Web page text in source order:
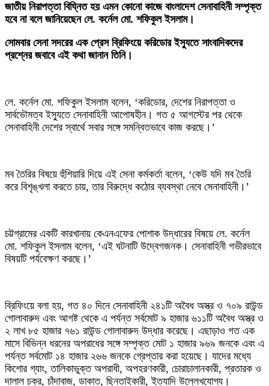
‎জাতীয় নিরাপত্তা বিঘ্নিত হয় এমন কোনো কাজে বাংলাদেশ সেনাবাহিনী সম্পৃক্ত
হবে না বলে জানিয়েছেন লে. কর্নেল মো. শফিকুল ইসলাম।
সোমবার সেনা সদরের এক প্রেস ব্রিফিংয়ে করিডোর ইস্যুতে সাংবাদিকদের
প্রশ্নের জবাবে এই কথা জানান তিনি।
‎লে. কর্নেল মো. শফিকুল ইসলাম বলেন, ‘করিডোর, দেশের নিরাপত্তা ও
সার্বভৌমত্ব ইস্যুতে সেনাবাহিনী আপোষহীন। গত ৫ আগস্টের পর থেকে
সেনাবাহিনী দেশের স্বার্থে সবার সঙ্গে সমন্বিতভাবে কাজ করছে।’
‎মব তৈরির বিষয়ে হুঁশিয়ারি দিয়ে এই সেনা কর্মকর্তা বলেন, ‘কেউ যদি মব তৈরি
করে বিশৃঙ্খলা করতে চায়, তার বিরুদ্ধে কঠোর ব্যবস্থা নেবে সেনাবাহিনী।’
‎চট্টগ্রামের একটি কারখানায় কেএনএফের পোশাক উদ্ধারের বিষয়ে লে. কর্নেল
মো. শফিকুল ইসলাম বলেন, ‘এই ঘটনাটি উদ্বেগজনক। সেনাবাহিনী গভীরভাবে
বিষয়টি পর্যবেক্ষণ করছে।’
‎ব্রিফিংয়ে বলা হয়, গত ৪০ দিনে সেনাবাহিনী ২৪১টি অবৈধ অস্ত্র ও ৭০৯ রাউন্ড
গোলাবারুদ এবং আগষ্ট থেকে এ পর্যন্ত সর্বমোট ৯ হাজার ৬১১টি অবৈধ অস্ত্র ও
২ লাখ ৮৫ হাজার ৭৬১ রাউন্ড গোলাবারুদ উদ্ধার করেছে। এছাড়াও গত এক
মাসে বিভিন্ন ধরনের অপরাধের সঙ্গে সম্পৃক্ত মোট ১ হাজার ৯৬৯ জনকে এবং এ
পর্যন্ত সর্বমোট ১৪ হাজার ২৬৬ জনকে গ্রেপ্তার করা হয়েছে। যাদের মধ্যে
কিশোর গ্যাং, তালিকাভুক্ত অপরাধী, অপহরণকারী, চোরাচালানকারী, প্রতারক ও
দালাল চক্র, চাঁদাবাজ, ডাকাত, ছিনতাইকারী, ইত্যাদি উল্লেখযোগ্য।